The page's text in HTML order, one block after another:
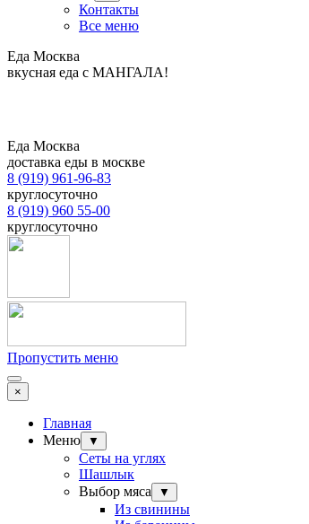
Контакты
Все меню
Еда Москва
вкусная еда с МАНГАЛА!
Еда Москва
доставка еды в москве
8 (919) 961-96-83
круглосуточно
8 (919) 960 55-00
круглосуточно
Пропустить меню
×
Главная
Меню
▼
Сеты на углях
Шашлык
Выбор мяса
▼
Из свинины